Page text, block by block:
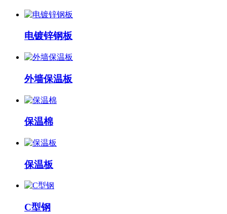
电镀锌钢板
外墙保温板
保温棉
保温板
C型钢